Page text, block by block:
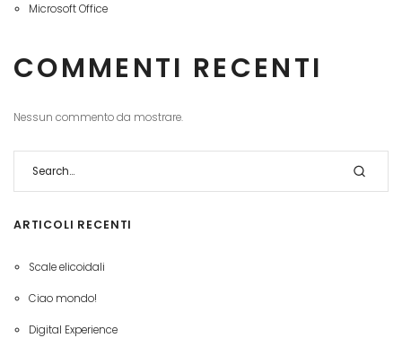
Microsoft Office
COMMENTI RECENTI
Nessun commento da mostrare.
ARTICOLI RECENTI
Scale elicoidali
Ciao mondo!
Digital Experience